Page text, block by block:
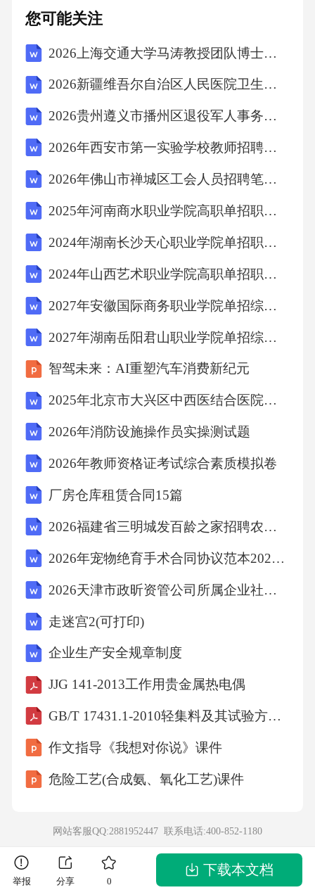
验收，导致货物损坏。根据《民法典》相关规
定，货物损坏的损失应由()承担。A、甲公司
B、乙公司C、甲公司和乙公司按比例分担D、
4条规定，因买受人的原因致使标的物不能按照
约定的期限交付的，买受人应当自违反约定之
日起承担标的物毁损、灭失的风险。题干中，
甲公司因拒绝验收导致货物损坏，属于甲公司
担。故选B。11．某社区近期出现多例流感病
例，卫生部门迅速开展流调工作，隔离密切接
触者，并推广疫苗接种。这一措施属于疾病预
防中的()。A、控制传染源B、切断传播途径C、
保护易感人群D、以上都是答案：D解析：《中
华人民共和国传染病防治法》规定，预防传染
病传播应采取控制传染源、切断传播途径、保
护易感人群等措施。题干中，卫生部门通过流
保护易感人群，都属于疾病预防措施。B项切断
传播途径在题干中体现为隔离等手段，但C项保
护易感人群也涉及。故选D。12．市场经济条件
下，供求关系通过价格机制自发调节资源配
置，价格波动直接影响市场主体的行为。这体
现了市场经济的()。A、竞争性B、自主性C、开
放性D、调节性答案：D解析：市场经济的基本
特征包括竞争性、自主性、开放性、调节性
是市场经济调节性的体现。A项竞争性指市场主
体之间相互竞争；B项自主性指市场主体自主决
策；C项开放性指市场对外资和商品流动的开放
程度。故选D。13．张某在超市购物时，发现所
定增加赔偿其受到的损失，增加赔偿的金额为
您可能关注
2026上海交通大学马涛教授团队博士后招聘2人笔试备考题库及答案详解
2026新疆维吾尔自治区人民医院卫生健康委所属相关事业单位招聘编制外人员288人考试参考题库及答案详解
2026贵州遵义市播州区退役军人事务局招聘城镇公益性岗位人员1人考试备考题库及答案详解
2026年西安市第一实验学校教师招聘笔试参考题库及答案详解
2026年佛山市禅城区工会人员招聘笔试备考试题及答案详解
2025年河南商水职业学院高职单招职业技能考试模拟试卷及答案详解（基础+提升）
2024年湖南长沙天心职业学院单招职业技能考试题库附参考答案详解【培优B卷】
2024年山西艺术职业学院高职单招职业适应性测试考试模拟试卷附参考答案详解【考试直接用】
2027年安徽国际商务职业学院单招综合素质考试题库含完整答案详解【历年真题】
2027年湖南岳阳君山职业学院单招综合素质考试题库附参考答案详解【B卷】
智驾未来：AI重塑汽车消费新纪元
2025年北京市大兴区中西医结合医院招聘真题
2026年消防设施操作员实操测试题
2026年教师资格证考试综合素质模拟卷
厂房仓库租赁合同15篇
2026福建省三明城发百龄之家招聘农业考试备考题库及答案解析
2026年宠物绝育手术合同协议范本2026年
2026天津市政昕资管公司所属企业社会招聘3人农业考试备考试题及答案解析
走迷宫2(可打印)
企业生产安全规章制度
JJG 141-2013工作用贵金属热电偶
GB/T 17431.1-2010轻集料及其试验方法第1部分：轻集料
作文指导《我想对你说》课件
危险工艺(合成氨、氧化工艺)课件
网站客服QQ:2881952447 联系电话:400-852-1180
举报 分享 0
下载本文档